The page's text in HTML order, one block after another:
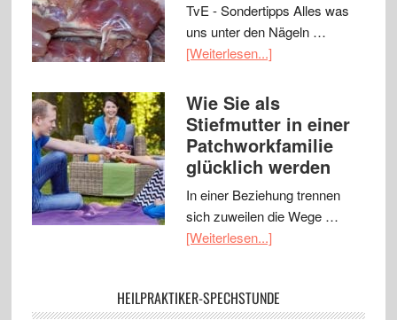
TvE - Sondertipps Alles was
uns unter den Nägeln …
[Weiterlesen...]
Wie Sie als
Stiefmutter in einer
Patchworkfamilie
glücklich werden
In einer Beziehung trennen
sich zuweilen die Wege …
[Weiterlesen...]
HEILPRAKTIKER-SPECHSTUNDE